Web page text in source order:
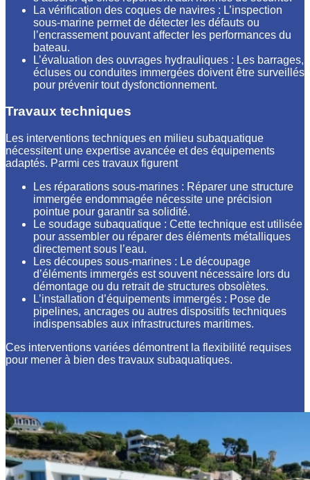
La vérification des coques de navires : L’inspection
sous-marine permet de détecter les défauts ou
l’encrassement pouvant affecter les performances du
bateau.
L’évaluation des ouvrages hydrauliques : Les barrages,
écluses ou conduites immergées doivent être surveillés
pour prévenir tout dysfonctionnement.
Travaux techniques
Les interventions techniques en milieu subaquatique
nécessitent une expertise avancée et des équipements
adaptés. Parmi ces travaux figurent
Les réparations sous-marines : Réparer une structure
immergée endommagée nécessite une précision
pointue pour garantir sa solidité.
Le soudage subaquatique : Cette technique est utilisée
pour assembler ou réparer des éléments métalliques
directement sous l’eau.
Les découpes sous-marines : Le découpage
d’éléments immergés est souvent nécessaire lors du
démontage ou du retrait de structures obsolètes.
L’installation d’équipements immergés : Pose de
pipelines, ancrages ou autres dispositifs techniques
indispensables aux infrastructures maritimes.
Ces interventions variées démontrent la flexibilité requises
pour mener à bien des travaux subaquatiques.